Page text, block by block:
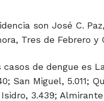
son José C.
Tres de Febrero
de dengue es
San Miguel, 5.011;
3.439;